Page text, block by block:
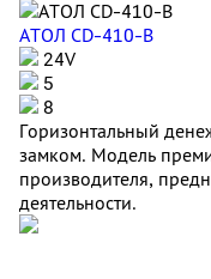
АТОЛ CD-410-В
24V
5
8
Горизонтальный
замком. Модель
производителя,
деятельности.